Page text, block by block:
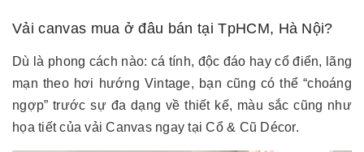
Vải canvas mua ở đâu bán tại TpHCM, Hà Nội?
Dù là phong cách nào: cá tính, độc đáo hay cổ điển, lãng
mạn theo hơi hướng Vintage, bạn cũng có thể “choáng
ngợp” trước sự đa dạng về thiết kế, màu sắc cũng như
họa tiết của vải Canvas ngay tại Cổ & Cũ Décor.